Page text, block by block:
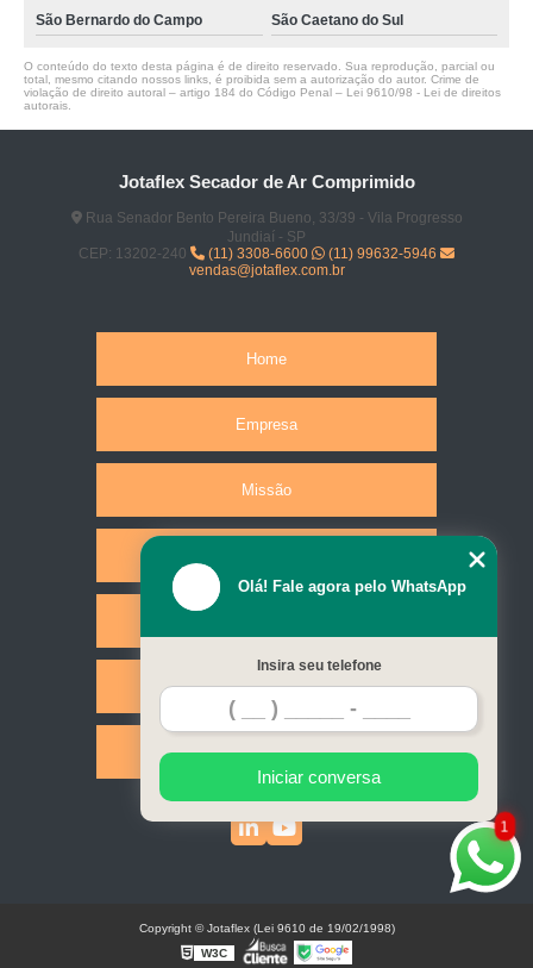
São Bernardo do Campo São Caetano do Sul
O conteúdo do texto desta página é de direito reservado. Sua reprodução, parcial ou
total, mesmo citando nossos links, é proibida sem a autorização do autor. Crime de
violação de direito autoral – artigo 184 do Código Penal – Lei 9610/98 - Lei de direitos
autorais
Jotaflex Secador de Ar Comprimido
Rua Senador Bento Pereira Bueno, 33/39 - Vila Progresso
Jundiaí - SP
CEP: 13202-240
(11) 3308-6600
(11) 99632-5946
vendas@jotaflex.com.br
Home
Empresa
Missão
Contato
Mapa do site
1
Olá! Fale agora pelo WhatsApp
Insira seu telefone
Iniciar conversa
Copyright © Jotaflex (Lei 9610 de 19/02/1998)
W3C